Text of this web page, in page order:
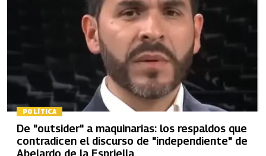
POLÍTICA
De "outsider" a maquinarias: los respaldos que
contradicen el discurso de "independiente" de
Abelardo de la Espriella